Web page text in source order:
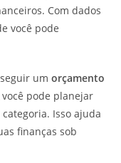
Com dados
você pode
um orçamento
pode planejar
Isso ajuda
finanças sob